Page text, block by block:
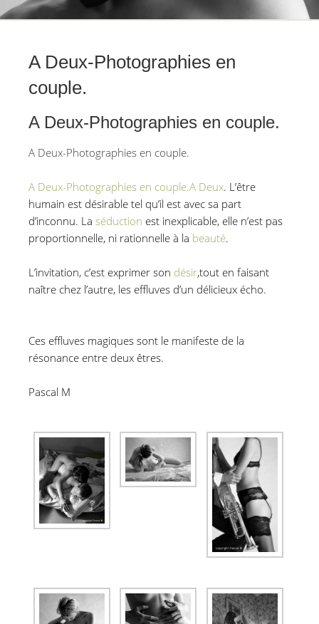
A Deux-Photographies en
couple.
A Deux-Photographies en couple.
A Deux-Photographies en couple.
A Deux-Photographies en couple.A Deux. L’être
humain est désirable tel qu’il est avec sa part
d’inconnu. La séduction est inexplicable, elle n’est pas
proportionnelle, ni rationnelle à la beauté.
L’invitation, c’est exprimer son désir,tout en faisant
naître chez l’autre, les effluves d’un délicieux écho.
Ces effluves magiques sont le manifeste de la
résonance entre deux êtres.
Pascal M